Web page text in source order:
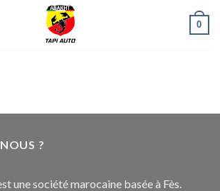
0
?
une société marocaine basée à Fès.